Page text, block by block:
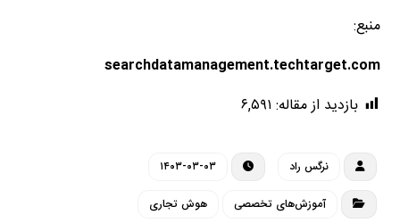
منبع:
searchdatamanagement.techtarget.com
بازدید از مقاله: ۶,۵۹۱
نرگس راد ۱۴۰۳-۰۳-۰۳
آموزش‌های تخصصی هوش تجاری